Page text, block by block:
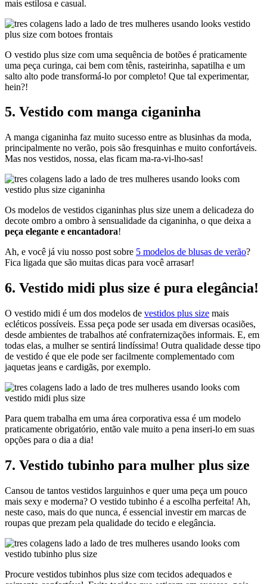
mais estilosa e casual.
O vestido plus size com uma sequência de botões é praticamente
uma peça curinga, cai bem com tênis, rasteirinha, sapatilha e um
salto alto pode transformá-lo por completo! Que tal experimentar,
hein?!
5. Vestido com manga ciganinha
A manga ciganinha faz muito sucesso entre as blusinhas da moda,
principalmente no verão, pois são fresquinhas e muito confortáveis.
Mas nos vestidos, nossa, elas ficam ma-ra-vi-lho-sas!
Os modelos de vestidos ciganinhas plus size unem a delicadeza do
decote ombro a ombro à sensualidade da ciganinha, o que deixa a
peça elegante e encantadora!
Ah, e você já viu nosso post sobre 5 modelos de blusas de verão?
Fica ligada que são muitas dicas para você arrasar!
6. Vestido midi plus size é pura elegância!
O vestido midi é um dos modelos de vestidos plus size mais
ecléticos possíveis. Essa peça pode ser usada em diversas ocasiões,
desde ambientes de trabalhos até confraternizações informais. E, em
todas elas, a mulher se sentirá lindíssima! Outra qualidade desse tipo
de vestido é que ele pode ser facilmente complementado com
jaquetas jeans e cardigãs, por exemplo.
Para quem trabalha em uma área corporativa essa é um modelo
praticamente obrigatório, então vale muito a pena inseri-lo em suas
opções para o dia a dia!
7. Vestido tubinho para mulher plus size
Cansou de tantos vestidos larguinhos e quer uma peça um pouco
mais sexy e moderna? O vestido tubinho é a escolha perfeita! Ah,
neste caso, mais do que nunca, é essencial investir em marcas de
roupas que prezam pela qualidade do tecido e elegância.
Procure vestidos tubinhos plus size com tecidos adequados e